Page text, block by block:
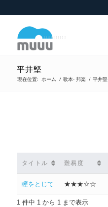
平井堅
現在位置: ホーム / 歌本- 邦楽 / 平井堅
タイトル 難易度
瞳をとじて ★★★☆☆
1 件中 1 から 1 まで表示